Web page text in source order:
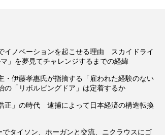
イノベーションを起こせる理由 スカイドライ
」を夢見てチャレンジするまでの経緯
・伊藤孝惠氏が指摘する「雇われた経験のない
「リボルビングドア」は定着するか
正」の時代 逮捕によって日本経済の構造転換
タイソン、ホーガンと交流、ニクラウスにゴ